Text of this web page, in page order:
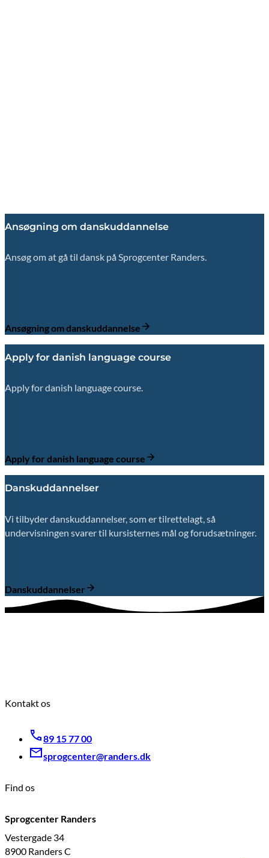
Ansøgning om danskuddannelse
Ansøg om at gå til dansk på Sprogcenter Randers.
Ansøgning om danskuddannelse
Apply for danish language course
Apply for danish language course.
Apply for danish language course
Danskuddannelser
Vi tilbyder danskuddannelser, som er tilrettelagt, så
undervisningen svarer til kursisternes mål og forudsætninger.
Danskuddannelser
Kontakt os
89 15 77 00
sprogcenter@randers.dk
Find os
Sprogcenter Randers
Vestergade 34
8900 Randers C